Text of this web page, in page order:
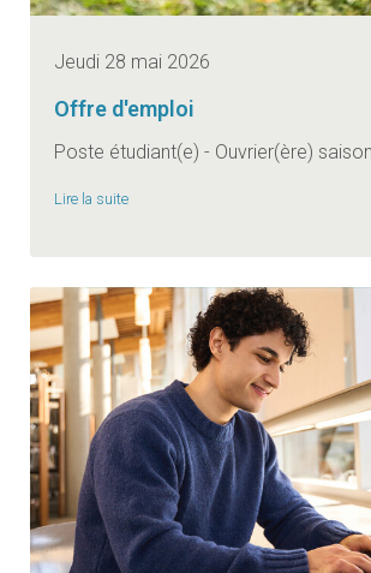
Jeudi 28 mai 2026
Offre d'emploi
Poste étudiant(e) - Ouvrier(ère)
Lire la suite